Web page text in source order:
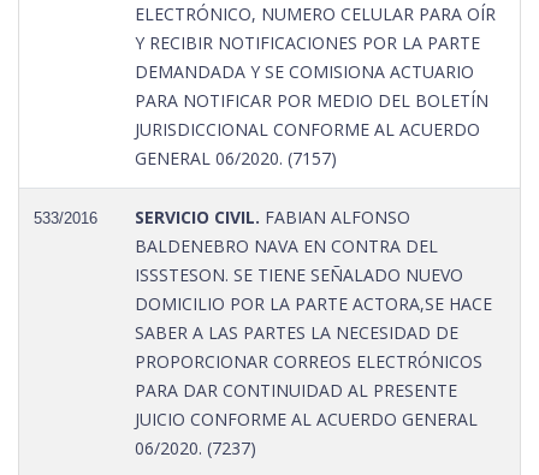
ELECTRÓNICO, NUMERO CELULAR PARA OÍR
Y RECIBIR NOTIFICACIONES POR LA PARTE
DEMANDADA Y SE COMISIONA ACTUARIO
PARA NOTIFICAR POR MEDIO DEL BOLETÍN
JURISDICCIONAL CONFORME AL ACUERDO
GENERAL 06/2020. (7157)
533/2016 SERVICIO CIVIL. FABIAN ALFONSO
BALDENEBRO NAVA EN CONTRA DEL
ISSSTESON. SE TIENE SEÑALADO NUEVO
DOMICILIO POR LA PARTE ACTORA,SE HACE
SABER A LAS PARTES LA NECESIDAD DE
PROPORCIONAR CORREOS ELECTRÓNICOS
PARA DAR CONTINUIDAD AL PRESENTE
JUICIO CONFORME AL ACUERDO GENERAL
06/2020. (7237)